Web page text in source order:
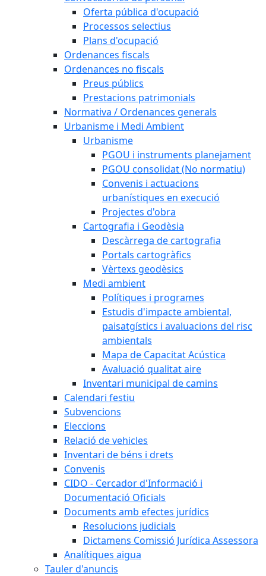
Oferta pública d'ocupació
Processos selectius
Plans d'ocupació
Ordenances fiscals
Ordenances no fiscals
Preus públics
Prestacions patrimonials
Normativa / Ordenances generals
Urbanisme i Medi Ambient
Urbanisme
PGOU i instruments planejament
PGOU consolidat (No normatiu)
Convenis i actuacions
urbanístiques en execució
Projectes d'obra
Cartografia i Geodèsia
Descàrrega de cartografia
Portals cartogràfics
Vèrtexs geodèsics
Medi ambient
Polítiques i programes
Estudis d'impacte ambiental,
paisatgístics i avaluacions del risc
ambientals
Mapa de Capacitat Acústica
Avaluació qualitat aire
Inventari municipal de camins
Calendari festiu
Subvencions
Eleccions
Relació de vehicles
Inventari de béns i drets
Convenis
CIDO - Cercador d'Informació i
Documentació Oficials
Documents amb efectes jurídics
Resolucions judicials
Dictamens Comissió Jurídica Assessora
Analítiques aigua
Tauler d'anuncis